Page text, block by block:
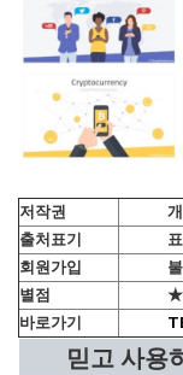
저작권
출처표기
회원가입
별점
바로가기
믿고 사용